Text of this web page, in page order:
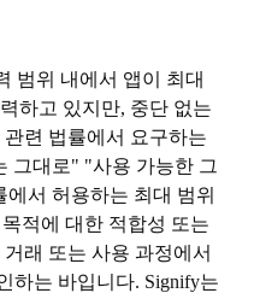
범위 내에서 앱이 최대
하고 있지만, 중단 없는
련 법률에서 요구하는
그대로" "사용 가능한 그
서 허용하는 최대 범위
적에 대한 적합성 또는
래 또는 사용 과정에서
하는 바입니다. Signify는